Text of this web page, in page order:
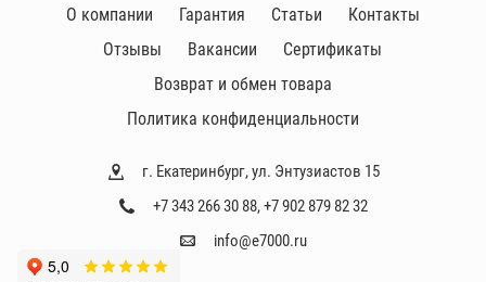
г. Екатеринбург, ул. Энтузиастов 15
+7 343 266 30 88,+7 902 879 82 32
info@e7000.ru
О компании Гарантия Статьи
Контакты
Отзывы
Вакансии
Сертификаты
Возврат и обмен товара
Политика конфиденциальности